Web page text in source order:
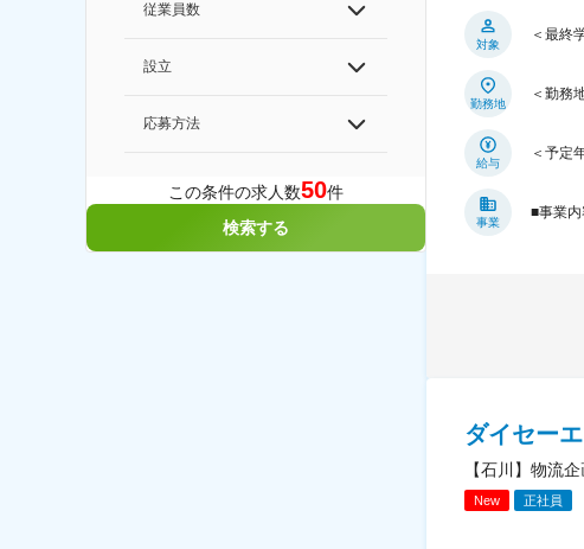
従業員数
設立
応募方法
この条件の求人数50件
検索する
対象
＜最終
勤務地
＜勤務
給与
＜予定
事業
■事業
ダイセー
【石川】物流
New 正社員